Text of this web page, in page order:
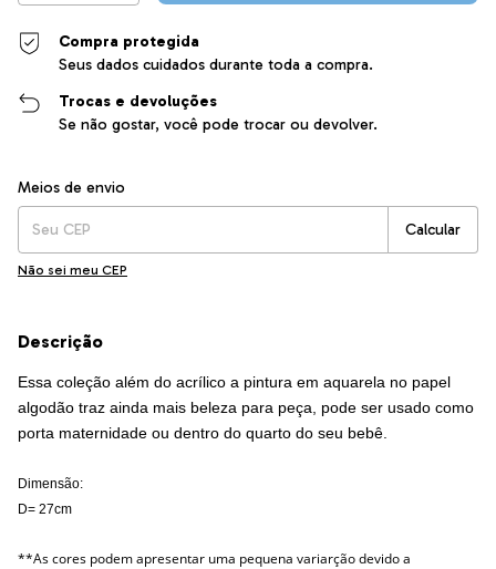
Compra protegida
Seus dados cuidados durante toda a compra.
Trocas e devoluções
Se não gostar, você pode trocar ou devolver.
Entregas para o CEP:
Meios de envio
Calcular
Não sei meu CEP
Descrição
Essa coleção além do acrílico a pintura em aquarela no papel
algodão traz ainda mais beleza para peça, pode ser usado como
porta maternidade ou dentro do quarto do seu bebê.
Dimensão:
D= 27cm
**As cores podem apresentar uma pequena variarção devido a